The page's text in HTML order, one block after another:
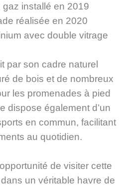
gaz installé en 2019
réalisée en 2020
avec double vitrage
par son cadre naturel
de bois et de nombreux
les promenades à pied
dispose également d’un
en commun, facilitant
au quotidien.
de visiter cette
un véritable havre de